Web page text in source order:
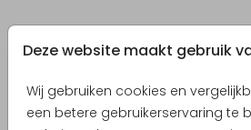
Deze website maakt gebruik
Wij gebruiken cookies en
een betere gebruikerservaring te
Bedankkaart